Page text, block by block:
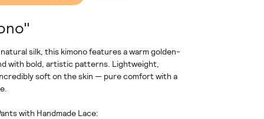
silk, this kimono features a warm golden-
with bold, artistic patterns. Lightweight,
soft on the skin — pure comfort with a
with Handmade Lace: